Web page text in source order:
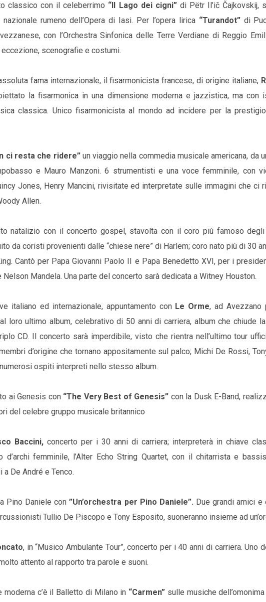
classico con il celeberrimo “Il Lago dei cigni” di Pëtr Il’ič Čajkovskij,
rumeno dell’Opera di Iasi. Per l’opera lirica“Turandot”di
con l’Orchestra Sinfonica delle Terre Verdiane di Reggio
scenografie e costumi.
fama internazionale, il fisarmonicista francese, di origine italiane,
la fisarmonica in una dimensione moderna e jazzistica, ma con
classica. Unico fisarmonicista al mondo ad incidere per la
ci resta che ridere”un viaggio nella commedia musicale americana, da
e Mauro Manzoni. 6 strumentisti e una voce femminile, con
Jones, Henry Mancini, rivisitate ed interpretate sulle immagini che ci
Allen.
natalizio con il concerto gospel, stavolta con il coro più famoso degli
da coristi provenienti dalle “chiese nere” di Harlem; coro nato più di 30
Cantò per Papa Giovanni Paolo II e Papa Benedetto XVI, per i
Nelson Mandela. Una parte del concerto sarà dedicata a Witney Houston.
italiano ed internazionale, appuntamento con Le Orme, ad Avezzano
loro ultimo album, celebrativo di 50 anni di carriera, album che chiude
CD. Il concerto sarà imperdibile, visto che rientra nell’ultimo tour
d’origine che tornano appositamente sul palco; Michi De Rossi,
ospiti interpreti nello stesso album.
ai Genesis con “The Very Best of Genesis” con la Dusk E-Band,
del celebre gruppo musicale britannico
Baccini, concerto per i 30 anni di carriera; interpreterà in chiave
d’archi femminile, l’Alter Echo String Quartet, con il chitarrista e
De André e Tenco.
Pino Daniele con”Un’orchestra per Pino Daniele”. Due grandi amici e
Tullio De Piscopo e Tony Esposito, suoneranno insieme ad
, in “Musico Ambulante Tour”, concerto per i 40 anni di carriera. Uno
attento al rapporto tra parole e suoni.
c’è il Balletto di Milano in “Carmen” sulle musiche